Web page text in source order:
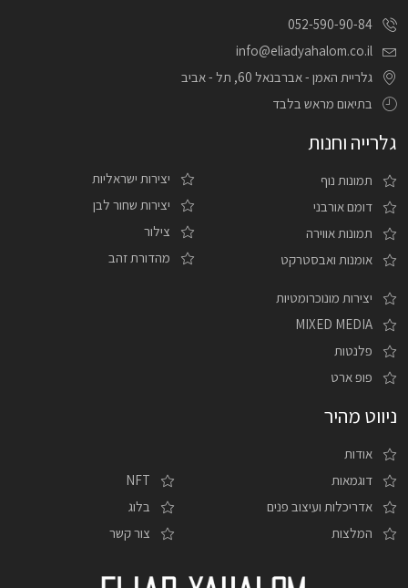
052-590-90-84
info@eliadyahalom.co.il
גלריית האמן - אברבנאל 60, תל - אביב
בתיאום מראש בלבד
גלרייה וחנות
תמונות נוף
דומם אורבני
תמונות אווירה
אומנות ואבסטרקט
יצירות ישראליות
יצירות שחור לבן
צילור
מהדורת זהב
יצירות מונוכרומטיות
MIXED MEDIA
פלנטות
פופ ארט
ניווט מהיר
אודות
דוגמאות
אדריכלות ועיצוב פנים
המלצות
NFT
בלוג
צור קשר